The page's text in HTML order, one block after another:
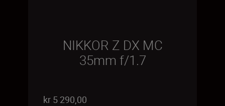
NIKKOR Z DX MC
35mm f/1.7
kr 5 290,00